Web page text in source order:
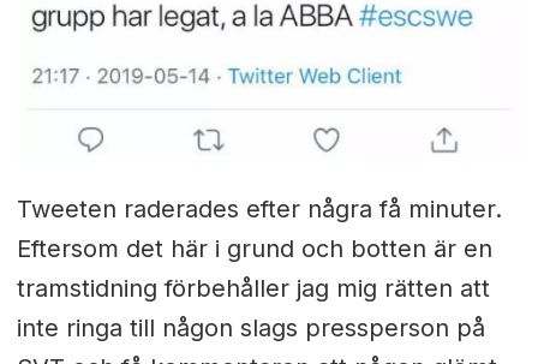
Tweeten raderades efter några få minuter.
Eftersom det här i grund och botten är en
tramstidning förbehåller jag mig rätten att
inte ringa till någon slags pressperson på